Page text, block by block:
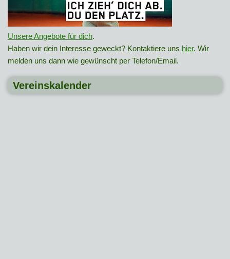
Unsere Angebote für dich.
Haben wir dein Interesse geweckt? Kontaktiere uns hier. Wir
melden uns dann wie gewünscht per Telefon/Email.
Vereinskalender